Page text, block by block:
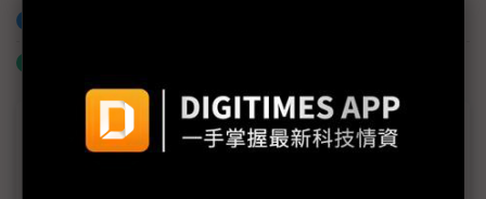
議題精選－蘋果5千億美元投資美國製造